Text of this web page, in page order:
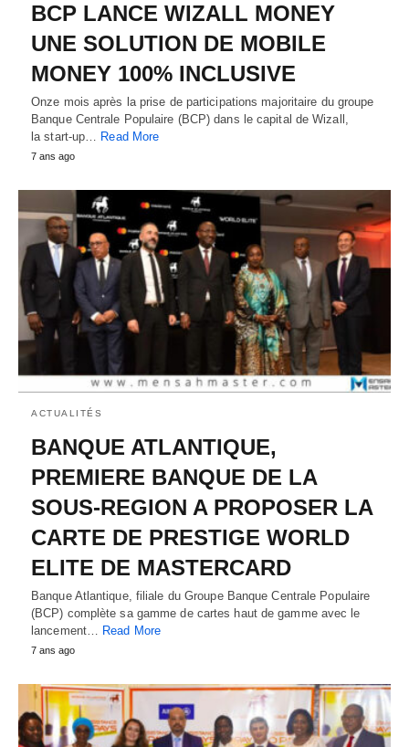
BCP LANCE WIZALL MONEY
UNE SOLUTION DE MOBILE
MONEY 100% INCLUSIVE
Onze mois après la prise de participations majoritaire du groupe
Banque Centrale Populaire (BCP) dans le capital de Wizall,
la start-up… Read More
7 ans ago
ACTUALITÉS
BANQUE ATLANTIQUE,
PREMIERE BANQUE DE LA
SOUS-REGION A PROPOSER LA
CARTE DE PRESTIGE WORLD
ELITE DE MASTERCARD
Banque Atlantique, filiale du Groupe Banque Centrale Populaire
(BCP) complète sa gamme de cartes haut de gamme avec le
lancement…
Read More
7 ans ago